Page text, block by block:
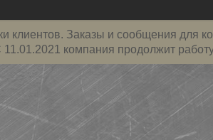
клиентов. Заказы и сообщения для
компания продолжит